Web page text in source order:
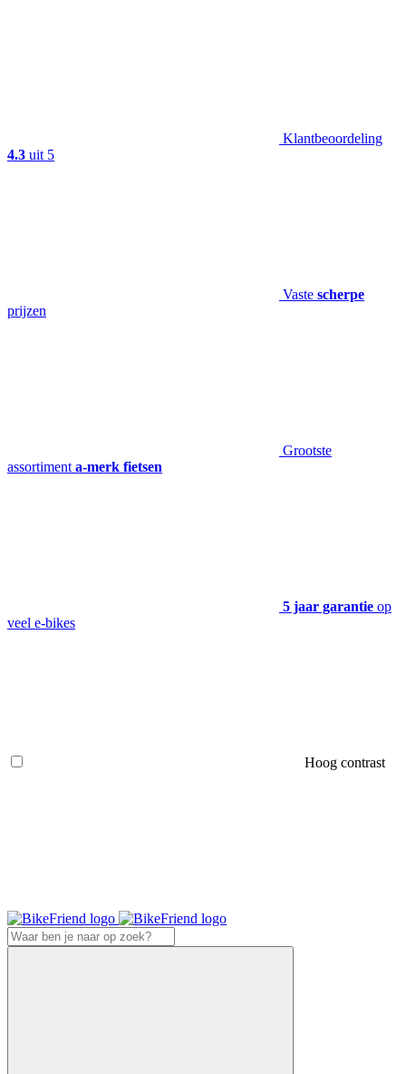
Klantbeoordeling
4.3 uit 5
Vaste scherpe
prijzen
Grootste
assortiment a-merk fietsen
5 jaar garantie op
veel e-bikes
Hoog contrast